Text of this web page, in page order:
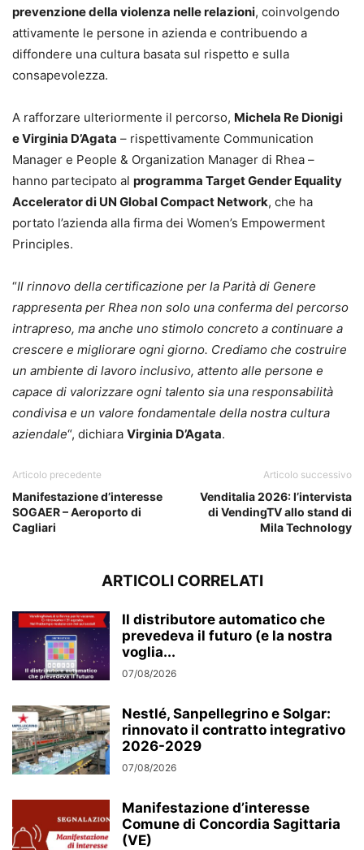
prevenzione della violenza nelle relazioni, coinvolgendo
attivamente le persone in azienda e contribuendo a
diffondere una cultura basata sul rispetto e sulla
consapevolezza.
A rafforzare ulteriormente il percorso, Michela Re Dionigi
e Virginia D’Agata – rispettivamente Communication
Manager e People & Organization Manager di Rhea –
hanno partecipato al programma Target Gender Equality
Accelerator di UN Global Compact Network, che ha
portato l’azienda alla firma dei Women’s Empowerment
Principles.
“Il rinnovo della certificazione per la Parità di Genere
rappresenta per Rhea non solo una conferma del percorso
intrapreso, ma anche uno stimolo concreto a continuare a
crescere e migliorare ogni giorno. Crediamo che costruire
un ambiente di lavoro inclusivo, attento alle persone e
capace di valorizzare ogni talento sia una responsabilità
condivisa e un valore fondamentale della nostra cultura
aziendale“, dichiara Virginia D’Agata.
Articolo precedente
Manifestazione d’interesse
SOGAER – Aeroporto di
Cagliari
Articolo successivo
Venditalia 2026: l’intervista
di VendingTV allo stand di
Mila Technology
ARTICOLI CORRELATI
Il distributore automatico che
prevedeva il futuro (e la nostra
voglia...
07/08/2026
Nestlé, Sanpellegrino e Solgar:
rinnovato il contratto integrativo
2026-2029
07/08/2026
Manifestazione d’interesse
Comune di Concordia Sagittaria
(VE)